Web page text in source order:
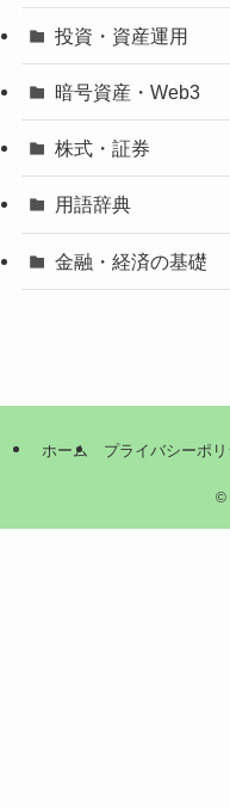
投資・資産運用
暗号資産・Web3
株式・証券
用語辞典
金融・経済の基礎
ホーム プライバシーポ
©